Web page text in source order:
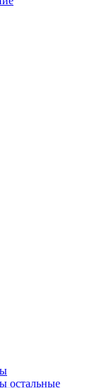
остальные